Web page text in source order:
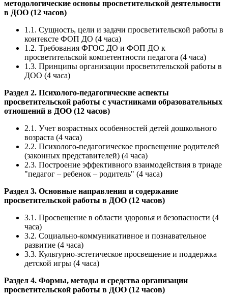
методологические основы просветительской деятельности
в ДОО (12 часов)
1.1. Сущность, цели и задачи просветительской работы в
контексте ФОП ДО (4 часа)
1.2. Требования ФГОС ДО и ФОП ДО к
просветительской компетентности педагога (4 часа)
1.3. Принципы организации просветительской работы в
ДОО (4 часа)
Раздел 2. Психолого-педагогические аспекты
просветительской работы с участниками образовательных
отношений в ДОО (12 часов)
2.1. Учет возрастных особенностей детей дошкольного
возраста (4 часа)
2.2. Психолого-педагогическое просвещение родителей
(законных представителей) (4 часа)
2.3. Построение эффективного взаимодействия в триаде
"педагог – ребенок – родитель" (4 часа)
Раздел 3. Основные направления и содержание
просветительской работы в ДОО (12 часов)
3.1. Просвещение в области здоровья и безопасности (4
часа)
3.2. Социально-коммуникативное и познавательное
развитие (4 часа)
3.3. Культурно-эстетическое просвещение и поддержка
детской игры (4 часа)
Раздел 4. Формы, методы и средства организации
просветительской работы в ДОО (12 часов)